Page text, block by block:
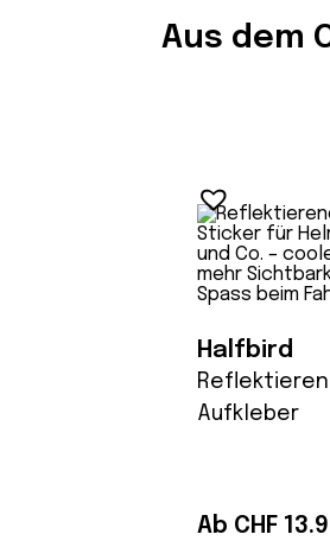
Aus dem
Halfbird
Aufkleber
Ab CHF